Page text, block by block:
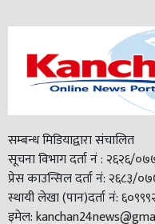
सम्बन्ध मिडियाद्वारा संचालित
सूचना विभाग दर्ता नं : २६२६/
प्रेस काउन्सिल दर्ता नं: २६८३/
स्थायी लेखा (पान)दर्ता नं:
इमेल: